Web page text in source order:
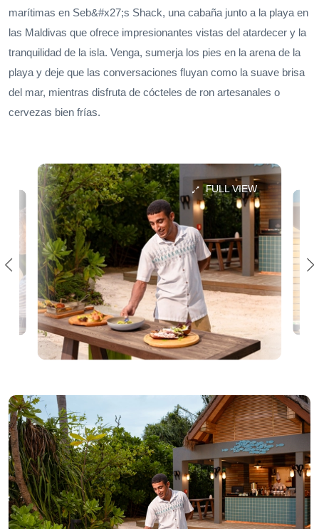
marítimas en Seb&#x27;s Shack, una cabaña junto a la playa en
las Maldivas que ofrece impresionantes vistas del atardecer y la
tranquilidad de la isla. Venga, sumerja los pies en la arena de la
playa y deje que las conversaciones fluyan como la suave brisa
del mar, mientras disfruta de cócteles de ron artesanales o
cervezas bien frías.
FULL VIEW